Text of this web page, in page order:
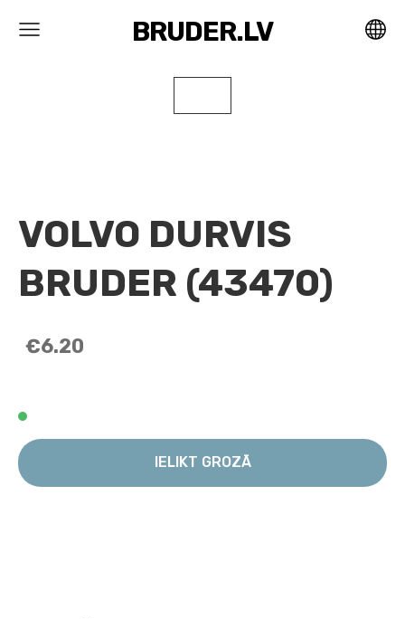
BRUDER.LV
VOLVO DURVIS
BRUDER (43470)
€6.20
IELIKT GROZĀ